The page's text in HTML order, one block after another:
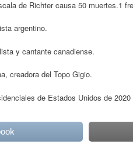
de Richter causa 50 muertes.1
argentino.
y cantante canadiense.
creadora del Topo Gigio.
de Estados Unidos de